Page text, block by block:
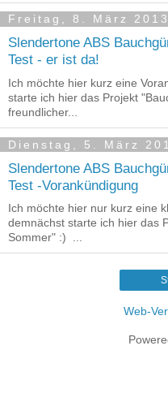
Freitag, 8. März 2013
Slendertone ABS
Test - er ist da!
Ich möchte hier kurz eine
starte ich hier das Projekt
freundlicher...
Dienstag, 5. März
Slendertone ABS
Test -Vorankündigung
Ich möchte hier nur kurz eine
demnächst starte ich hier das
Sommer" :) ...
Web-